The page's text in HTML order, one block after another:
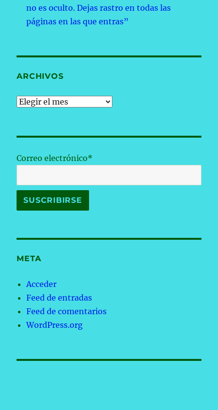
no es oculto. Dejas rastro en todas las
páginas en las que entras”
ARCHIVOS
Archivos
Correo electrónico*
META
Acceder
Feed de entradas
Feed de comentarios
WordPress.org